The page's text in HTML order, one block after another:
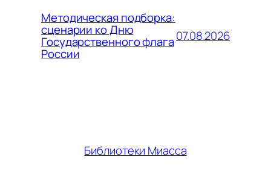
Методическая подборка:
сценарии ко Дню
Государственного флага
России
07.08.2026
Библиотеки Миасса